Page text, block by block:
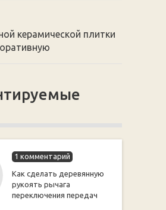
керамической плитки
1 комментарий
Как сделать деревянную
рукоять рычага
переключения передач